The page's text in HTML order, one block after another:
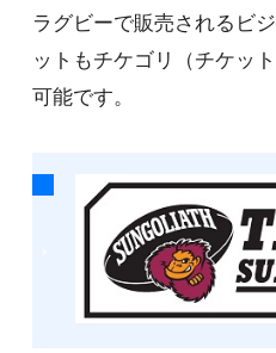
ラグビーで販売されるビ
ットもチケゴリ（チケッ
可能です。